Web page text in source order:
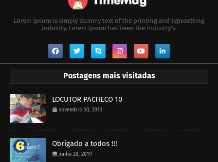
Lorem Ipsum is simply dummy text of the printing and typesetting
industry. Lorem Ipsum has been the industry's.
Postagens mais visitadas
LOCUTOR PACHECO 10
novembro 30, 2013
Obrigado a todos !!!
junho 28, 2019